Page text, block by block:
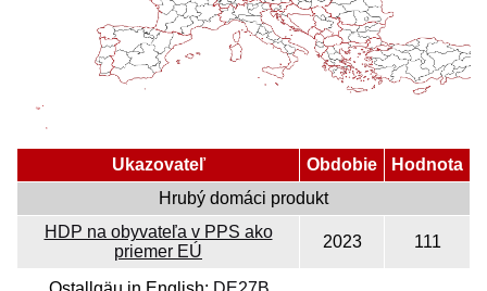
Ukazovateľ Obdobie
Hodnota
Hrubý domáci produkt
HDP na obyvateľa v PPS ako
priemer EÚ
2023 111